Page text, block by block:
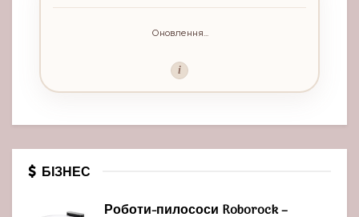
Оновлення...
i
БІЗНЕС
Роботи-пилососи Roborock –